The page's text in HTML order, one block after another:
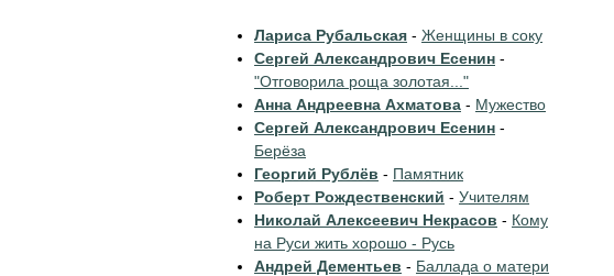
Лариса Рубальская - Женщины в соку
Сергей Александрович Есенин -
"Отговорила роща золотая..."
Анна Андреевна Ахматова - Мужество
Сергей Александрович Есенин -
Берёза
Георгий Рублёв - Памятник
Роберт Рождественский - Учителям
Николай Алексеевич Некрасов - Кому
на Руси жить хорошо - Русь
Андрей Дементьев - Баллада о матери